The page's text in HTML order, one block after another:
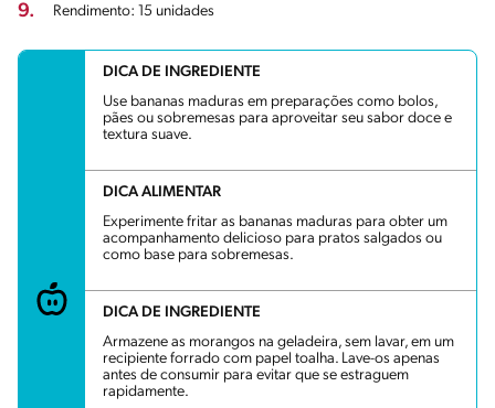
9. Rendimento: 15 unidades
DICA DE INGREDIENTE
Use bananas maduras em preparações como bolos,
pães ou sobremesas para aproveitar seu sabor doce e
textura suave.
DICA ALIMENTAR
Experimente fritar as bananas maduras para obter um
acompanhamento delicioso para pratos salgados ou
como base para sobremesas.
DICA DE INGREDIENTE
Armazene as morangos na geladeira, sem lavar, em um
recipiente forrado com papel toalha. Lave-os apenas
antes de consumir para evitar que se estraguem
rapidamente.